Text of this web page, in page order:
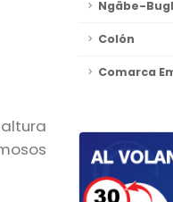
Ngäbe-
Colón
Comarca